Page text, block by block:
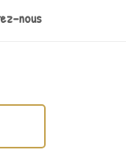
nous